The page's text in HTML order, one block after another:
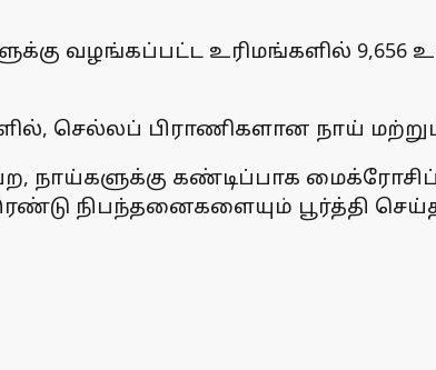
வழங்கப்பட்ட உரிமங்களில்
பிராணிகளான நாய் மற்றும்
நாய்களுக்கு கண்டிப்பாக மைக்ரோசிப்
நிபந்தனைகளையும் பூர்த்தி